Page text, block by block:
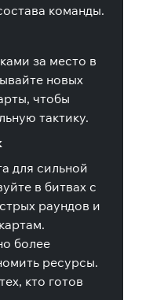
команды.
за место в
новых
чтобы
тактику.
для сильной
в битвах с
раундов и
более
ресурсы.
кто готов